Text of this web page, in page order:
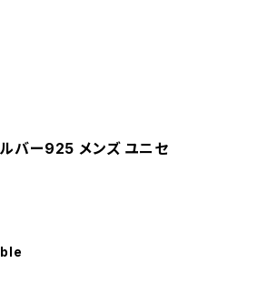
バー925 メンズ ユニセ